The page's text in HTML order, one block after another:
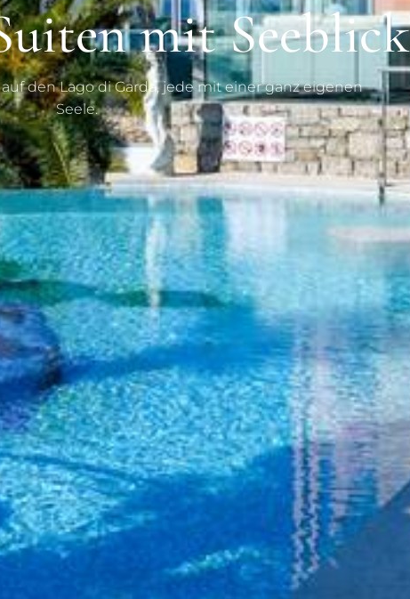
mit Seeblick
den Lago di Garda, jede mit einer ganz eigenen
Seele.